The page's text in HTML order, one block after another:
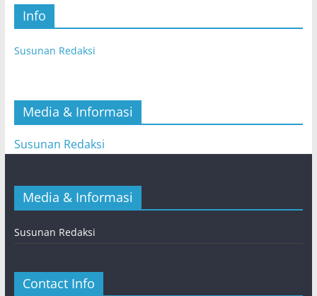
Info
Susunan Redaksi
Media & Informasi
Susunan Redaksi
Media & Informasi
Susunan Redaksi
Contact Info